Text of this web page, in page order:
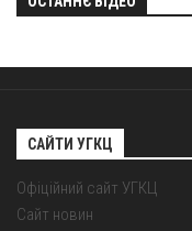
САЙТИ УГКЦ
Офіційний сайт УГКЦ
Сайт новин